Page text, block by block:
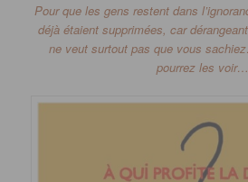
Pour que les gens restent dans
déjà étaient supprimées, car
ne veut surtout pas que vous
pourrez les voir…